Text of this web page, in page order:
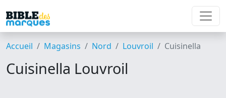
Accueil Magasins Nord Louvroil Cuisinella
Cuisinella Louvroil